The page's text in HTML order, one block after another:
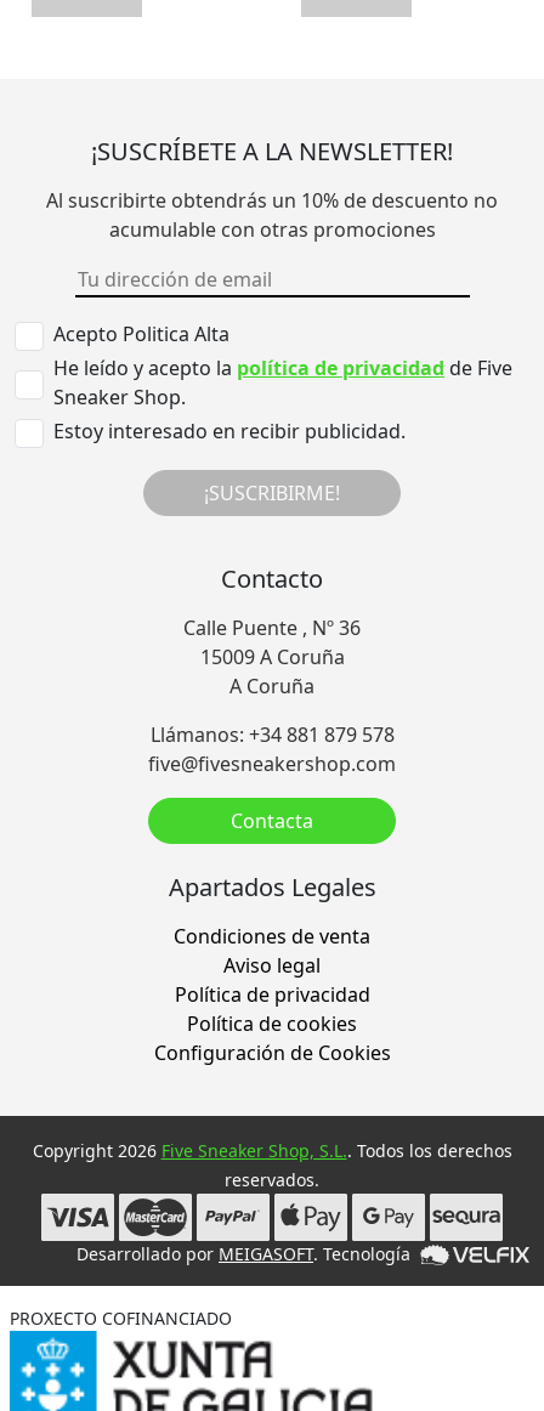
¡SUSCRÍBETE A LA NEWSLETTER!
Al suscribirte obtendrás un 10% de descuento no
acumulable con otras promociones
Acepto Politica Alta
He leído y acepto la política de privacidad de Five
Sneaker Shop.
Estoy interesado en recibir publicidad.
¡SUSCRIBIRME!
Contacto
Calle Puente , Nº 36
15009 A Coruña
A Coruña
Llámanos: +34 881 879 578
five@fivesneakershop.com
Contacta
Apartados Legales
Condiciones de venta
Aviso legal
Política de privacidad
Política de cookies
Configuración de Cookies
Copyright 2026 Five Sneaker Shop, S.L.. Todos los derechos
reservados.
Desarrollado por MEIGASOFT. Tecnología
PROXECTO COFINANCIADO